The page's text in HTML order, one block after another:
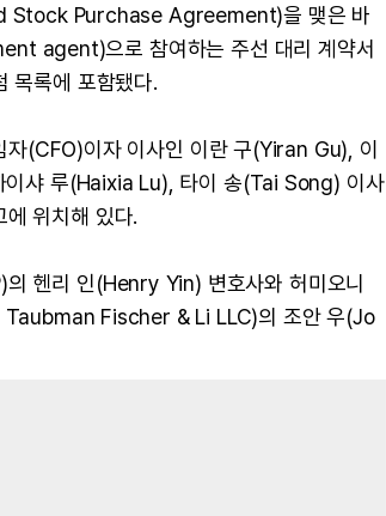
Stock Purchase Agreement)을 맺은 바
agent)으로 참여하는 주선 대리 계약서
록에 포함됐다.
(CFO)이자 이사인 이란 구(Yiran Gu), 이
샤 루(Haixia Lu), 타이 송(Tai Song) 이사
위치해 있다.
헨리 인(Henry Yin) 변호사와 허미오니
Fischer & Li LLC)의 조안 우(Jo